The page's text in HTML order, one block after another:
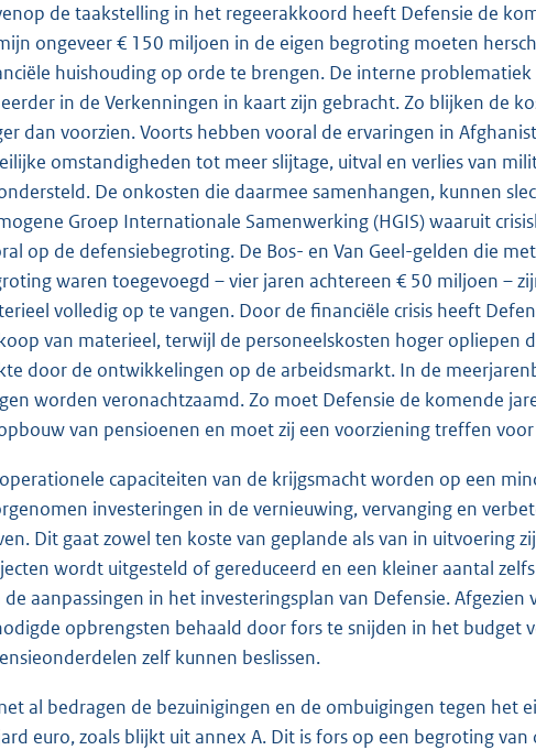
de taakstelling in het regeerakkoord heeft Defensie de
ongeveer € 150 miljoen in de eigen begroting moeten
huishouding op orde te brengen. De interne
in de Verkenningen in kaart zijn gebracht. Zo blijken de
dan voorzien. Voorts hebben vooral de ervaringen in
omstandigheden tot meer slijtage, uitval en verlies van
De onkosten die daarmee samenhangen, kunnen
Groep Internationale Samenwerking (HGIS) waaruit
op de defensiebegroting. De Bos- en Van Geel-gelden die
waren toegevoegd – vier jaren achtereen € 50 miljoen –
volledig op te vangen. Door de financiële crisis heeft
van materieel, terwijl de personeelskosten hoger
door de ontwikkelingen op de arbeidsmarkt. In de
worden veronachtzaamd. Zo moet Defensie de komende
van pensioenen en moet zij een voorziening treffen
capaciteiten van de krijgsmacht worden op een
investeringen in de vernieuwing, vervanging en
Dit gaat zowel ten koste van geplande als van in uitvoering
wordt uitgesteld of gereduceerd en een kleiner aantal
de aanpassingen in het investeringsplan van Defensie.
opbrengsten behaald door fors te snijden in het budget
zelf kunnen beslissen.
al bedragen de bezuinigingen en de ombuigingen tegen het
euro, zoals blijkt uit annex A. Dit is fors op een begroting